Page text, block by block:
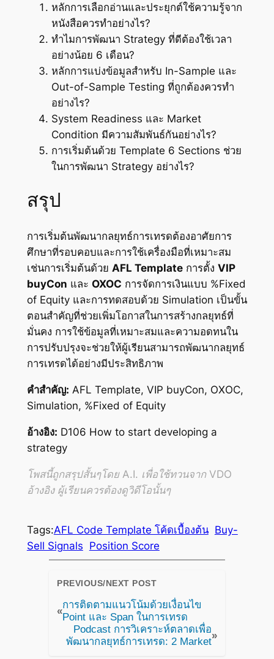
หลักการเลือกอ่านและประยุกต์ใช้ความรู้จาก
หนังสือควรทำอย่างไร?
ทำไมการพัฒนา Strategy ที่ดีต้องใช้เวลา
อย่างน้อย 6 เดือน?
หลักการแบ่งข้อมูลสำหรับ In-Sample และ
Out-of-Sample Testing ที่ถูกต้องควรทำ
อย่างไร?
System Readiness และ Market
Condition มีความสัมพันธ์กันอย่างไร?
การเริ่มต้นด้วย Template 6 Sections ช่วย
ในการพัฒนา Strategy อย่างไร?
สรุป
การเริ่มต้นพัฒนากลยุทธ์การเทรดต้องอาศัยการ
ศึกษาที่รอบคอบและการใช้เครื่องมือที่เหมาะสม
เช่นการเริ่มต้นด้วย AFL Templateการตั้ง VIP
buyCon และ OXOC การจัดการเงินแบบ %Fixed
of Equity และการทดสอบด้วย Simulation เป็นขั้น
ตอนสำคัญที่ช่วยเพิ่มโอกาสในการสร้างกลยุทธ์ที่
มั่นคง การใช้ข้อมูลที่เหมาะสมและความอดทนใน
การปรับปรุงจะช่วยให้ผู้เรียนสามารถพัฒนากลยุทธ์
การเทรดได้อย่างมีประสิทธิภาพ
คำสำคัญ: AFL Template, VIP buyCon, OXOC,
Simulation, %Fixed of Equity
อ้างอิง: D106 How to start developing a
strategy
โพสนี้ถูกสรุปสั้นๆโดย A.I. เพื่อใช้ทวนจาก VDO
อ้างอิง ผู้เรียนควรต้องดูวิดีโอนั้นๆ
Tags:AFL Code Template โค้ดเบื้องต้น Buy-
Sell Signals Position Score
PREVIOUS/NEXT POST
«
การติดตามแนวโน้มด้วยเงื่อนไข
Point และ Span ในการเทรด
Podcast การวิเคราะห์ตลาดเพื่อ
พัฒนากลยุทธ์การเทรด: 2 Market
»